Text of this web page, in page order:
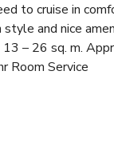
to cruise in
style and nice
– 26 sq. m.
Room Service